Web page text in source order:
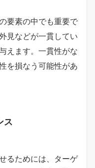
要素の中でも重要で
見などが一貫してい
えます。一貫性がな
を損なう可能性があ
ス
るためには、ターゲ